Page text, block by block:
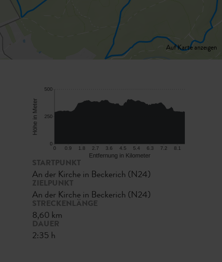
Auf Karte anzeigen
STARTPUNKT
An der Kirche in Beckerich (N24)
ZIELPUNKT
An der Kirche in Beckerich (N24)
STRECKENLÄNGE
8,60 km
DAUER
2:35 h